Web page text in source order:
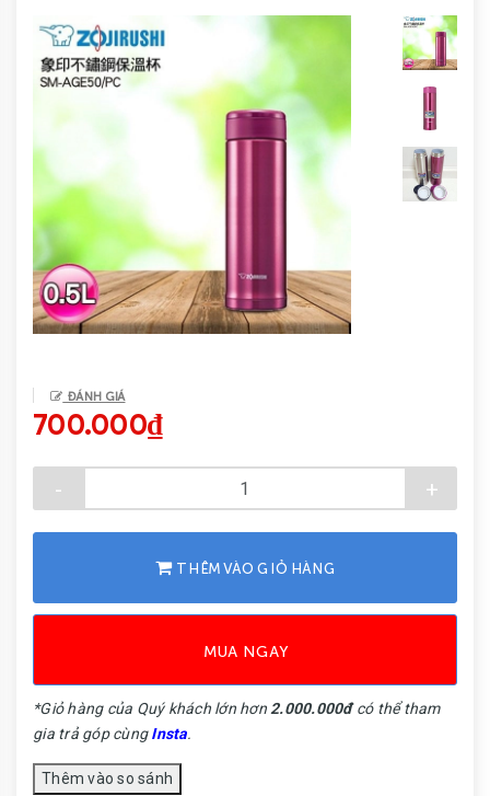
hệ
ĐÁNH GIÁ
700.000₫
- +
THÊM VÀO GIỎ HÀNG
MUA NGAY
*Giỏ hàng của Quý khách lớn hơn 2.000.000đcó thể tham
gia trả góp cùngInsta.